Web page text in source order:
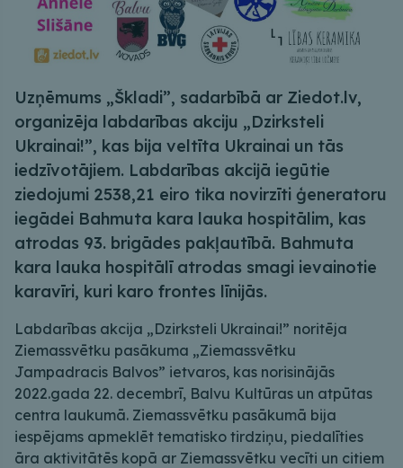
Uzņēmums „Škladi”, sadarbībā ar Ziedot.lv,
organizēja labdarības akciju „Dzirksteli
Ukrainai!”, kas bija veltīta Ukrainai un tās
iedzīvotājiem. Labdarības akcijā iegūtie
ziedojumi 2538,21 eiro tika novirzīti ģeneratoru
iegādei Bahmuta kara lauka hospitālim, kas
atrodas 93. brigādes pakļautībā. Bahmuta
kara lauka hospitālī atrodas smagi ievainotie
karavīri, kuri karo frontes līnijās.
Labdarības akcija „Dzirksteli Ukrainai!” noritēja
Ziemassvētku pasākuma „Ziemassvētku
Jampadracis Balvos” ietvaros, kas norisinājās
2022.gada 22. decembrī, Balvu Kultūras un atpūtas
centra laukumā. Ziemassvētku pasākumā bija
iespējams apmeklēt tematisko tirdziņu, piedalīties
āra aktivitātēs kopā ar Ziemassvētku vecīti un citiem